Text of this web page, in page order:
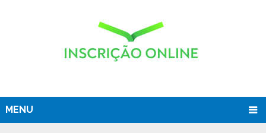
MENU